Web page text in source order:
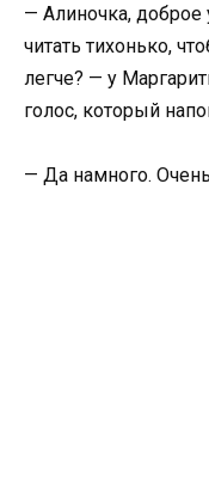
— Алиночка, доброе
читать тихонько,
легче? — у
голос, который
— Да намного.